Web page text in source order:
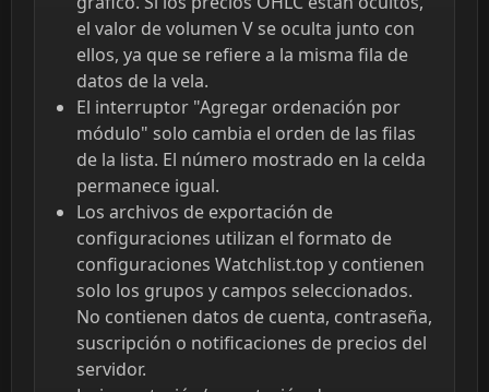
el valor de volumen V se oculta junto con
ellos, ya que se refiere a la misma fila de
datos de la vela.
El interruptor "Agregar ordenación por
módulo" solo cambia el orden de las filas
de la lista. El número mostrado en la celda
permanece igual.
Los archivos de exportación de
configuraciones utilizan el formato de
configuraciones Watchlist.top y contienen
solo los grupos y campos seleccionados.
No contienen datos de cuenta, contraseña,
suscripción o notificaciones de precios del
servidor.